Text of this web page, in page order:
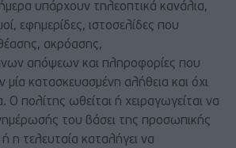
υπάρχουν τηλεοπτικά κανάλια,
εφημερίδες, ιστοσελίδες που
ακρόασης,
απόψεων και πληροφορίες που
κατασκευασμένη αλήθεια και όχι
Ο πολίτης ωθείται ή χειραγωγείται να
του βάσει της προσωπικής
η τελευταία καταλήγει να